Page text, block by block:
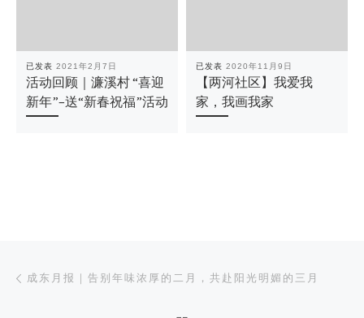
已发表 2021年2月7日
活动回顾｜濂溪村 “喜迎
新年”–送“新春祝福”活动
已发表 2020年11月9日
【两河社区】我爱我
家，我画我家
文章导航
成东月报｜告别年味浓厚的二月，共赴阳光明媚的三月